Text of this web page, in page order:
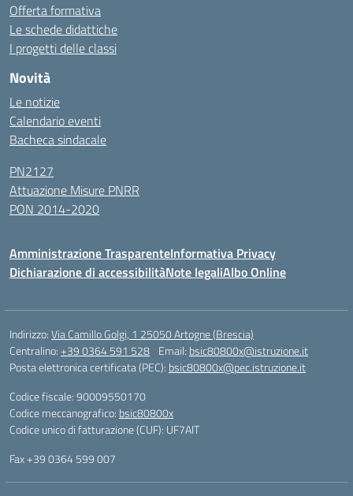
Offerta formativa
Le schede didattiche
I progetti delle classi
Novità
Le notizie
Calendario eventi
Bacheca sindacale
PN2127
Attuazione Misure PNRR
PON 2014-2020
Amministrazione TrasparenteInformativa Privacy
Dichiarazione di accessibilitàNote legaliAlbo Online
Indirizzo:Via Camillo Golgi, 1 25050 Artogne (Brescia)
Centralino:+39 0364 591 528 Email: bsic80800x@istruzione.it
Posta elettronica certificata (PEC): bsic80800x@pec.istruzione.it
Codice fiscale: 90009550170
Codice meccanografico: bsic80800x
Codice unico di fatturazione (CUF): UF7AIT
Fax +39 0364 599 007